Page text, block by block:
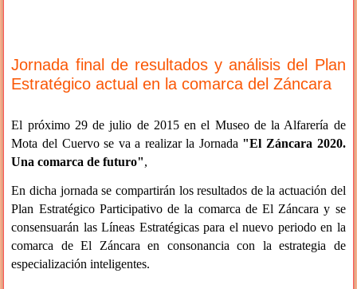
Jornada final de resultados y análisis del Plan
Estratégico actual en la comarca del Záncara
El próximo 29 de julio de 2015 en el Museo de la Alfarería de
Mota del Cuervo se va a realizar la Jornada "El Záncara 2020.
Una comarca de futuro",
En dicha jornada se compartirán los resultados de la actuación del
Plan Estratégico Participativo de la comarca de El Záncara y se
consensuarán las Líneas Estratégicas para el nuevo periodo en la
comarca de El Záncara en consonancia con la estrategia de
especialización inteligentes.